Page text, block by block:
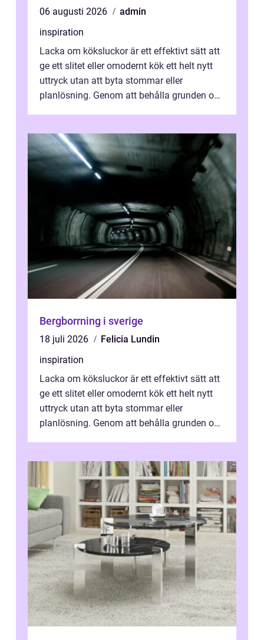
06 augusti 2026
admin
inspiration
Lacka om köksluckor är ett effektivt sätt att
ge ett slitet eller omodernt kök ett helt nytt
uttryck utan att byta stommar eller
planlösning. Genom att behålla grunden och
Bergborrning i sverige
18 juli 2026
Felicia Lundin
inspiration
Lacka om köksluckor är ett effektivt sätt att
ge ett slitet eller omodernt kök ett helt nytt
uttryck utan att byta stommar eller
planlösning. Genom att behålla grunden och